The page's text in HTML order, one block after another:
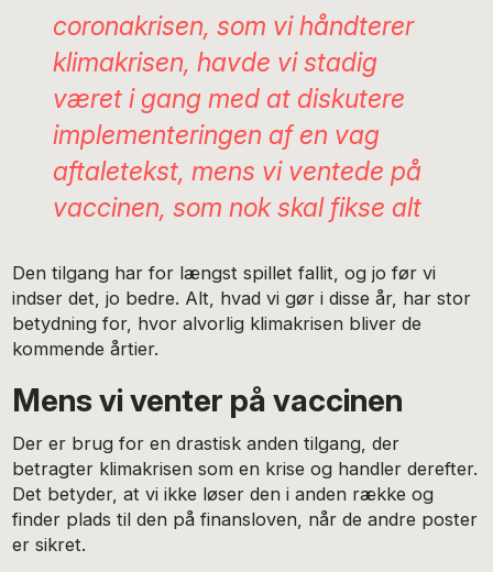
coronakrisen, som vi håndterer
klimakrisen, havde vi stadig
været i gang med at diskutere
implementeringen af en vag
aftaletekst, mens vi ventede på
vaccinen, som nok skal fikse alt
Den tilgang har for længst spillet fallit, og jo før vi
indser det, jo bedre. Alt, hvad vi gør i disse år, har stor
betydning for, hvor alvorlig klimakrisen bliver de
kommende årtier.
Mens vi venter på vaccinen
Der er brug for en drastisk anden tilgang, der
betragter klimakrisen som en krise og handler derefter.
Det betyder, at vi ikke løser den i anden række og
finder plads til den på finansloven, når de andre poster
er sikret.